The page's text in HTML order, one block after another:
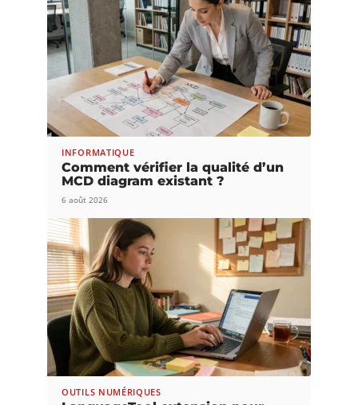
INFORMATIQUE
Comment vérifier la qualité d’un
MCD diagram existant ?
6 août 2026
OUTILS NUMÉRIQUES